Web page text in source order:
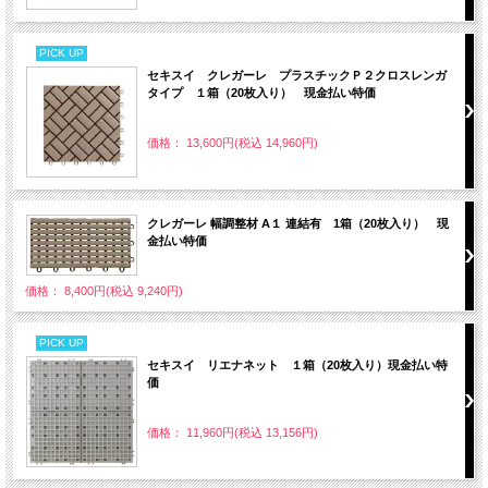
PICK UP
セキスイ クレガーレ プラスチックＰ２クロスレンガ
タイプ １箱（20枚入り） 現金払い特価
価格： 13,600円(税込 14,960円)
クレガーレ 幅調整材 A１ 連結有 1箱（20枚入り） 現
金払い特価
価格： 8,400円(税込 9,240円)
PICK UP
セキスイ リエナネット １箱（20枚入り）現金払い特
価
価格： 11,960円(税込 13,156円)